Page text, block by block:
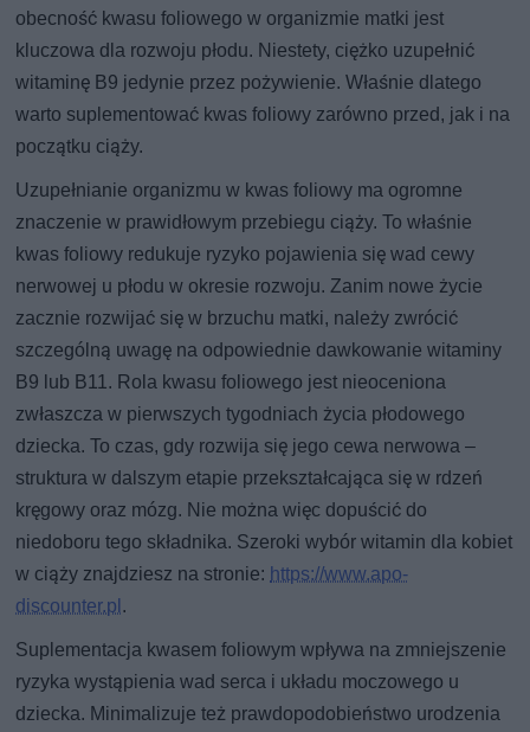
obecność kwasu foliowego w organizmie matki jest
kluczowa dla rozwoju płodu. Niestety, ciężko uzupełnić
witaminę B9 jedynie przez pożywienie. Właśnie dlatego
warto suplementować kwas foliowy zarówno przed, jak i na
początku ciąży.
Uzupełnianie organizmu w kwas foliowy ma ogromne
znaczenie w prawidłowym przebiegu ciąży. To właśnie
kwas foliowy redukuje ryzyko pojawienia się wad cewy
nerwowej u płodu w okresie rozwoju. Zanim nowe życie
zacznie rozwijać się w brzuchu matki, należy zwrócić
szczególną uwagę na odpowiednie dawkowanie witaminy
B9 lub B11. Rola kwasu foliowego jest nieoceniona
zwłaszcza w pierwszych tygodniach życia płodowego
dziecka. To czas, gdy rozwija się jego cewa nerwowa –
struktura w dalszym etapie przekształcająca się w rdzeń
kręgowy oraz mózg. Nie można więc dopuścić do
niedoboru tego składnika. Szeroki wybór witamin dla kobiet
w ciąży znajdziesz na stronie: https://www.apo-
discounter.pl .
Suplementacja kwasem foliowym wpływa na zmniejszenie
ryzyka wystąpienia wad serca i układu moczowego u
dziecka. Minimalizuje też prawdopodobieństwo urodzenia